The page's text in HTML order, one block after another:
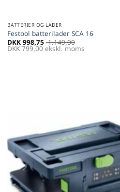
BATTERIER OG LADER
Festool batterilader SCA 16
DKK 998,75 1.149,00
DKK 799,00 ekskl. moms